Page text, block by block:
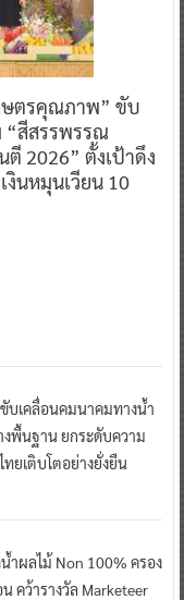
ษตรคุณภาพ” ขับ
“สีสรรพรรณ
2026” ตั้งเป้าดึง
งินหมุนเวียน 10
บเคลื่อนคมนาคมทางน้ำ
พื้นฐาน ยกระดับความ
ยเติบโตอย่างยั่งยืน
ำผลไม้ Non 100% ครอง
คว้ารางวัล Marketeer